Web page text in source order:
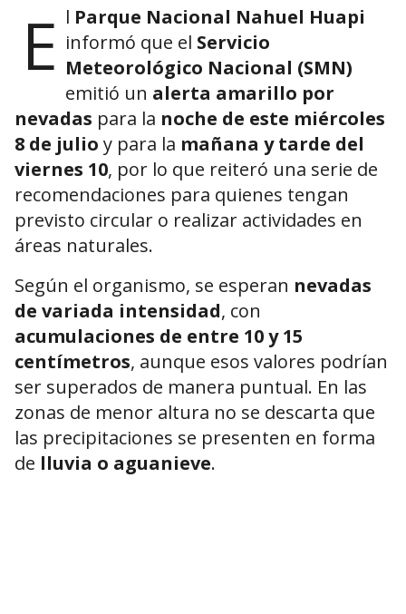
E l Parque Nacional Nahuel Huapi
informó que el Servicio
Meteorológico Nacional (SMN)
emitió un alerta amarillo por
nevadas para la noche de este miércoles
8 de julio y para la mañana y tarde del
viernes 10, por lo que reiteró una serie de
recomendaciones para quienes tengan
previsto circular o realizar actividades en
áreas naturales.
Según el organismo, se esperan nevadas
de variada intensidad, con
acumulaciones de entre 10 y 15
centímetros, aunque esos valores podrían
ser superados de manera puntual. En las
zonas de menor altura no se descarta que
las precipitaciones se presenten en forma
de lluvia o aguanieve.